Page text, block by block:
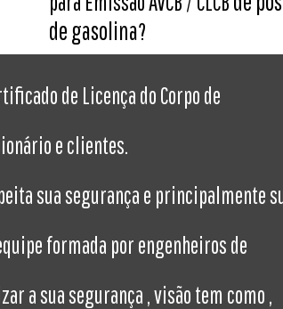
de gasolina?
de Licença do Corpo de
e clientes.
sua segurança e principalmente
formada por engenheiros de
a sua segurança , visão tem como ,